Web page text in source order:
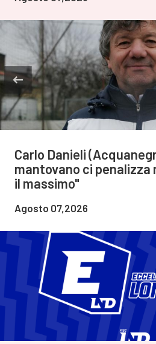
Carlo Danieli
mantovano ci penalizza
il massimo"
Agosto 07,2026